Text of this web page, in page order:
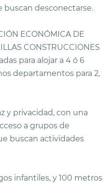
buscan desconectarse.
ECONÓMICA DE
CONSTRUCCIONES
para alojar a 4 ó 6
departamentos para 2,
y privacidad, con una
a grupos de
buscan actividades
infantiles, y 100 metros